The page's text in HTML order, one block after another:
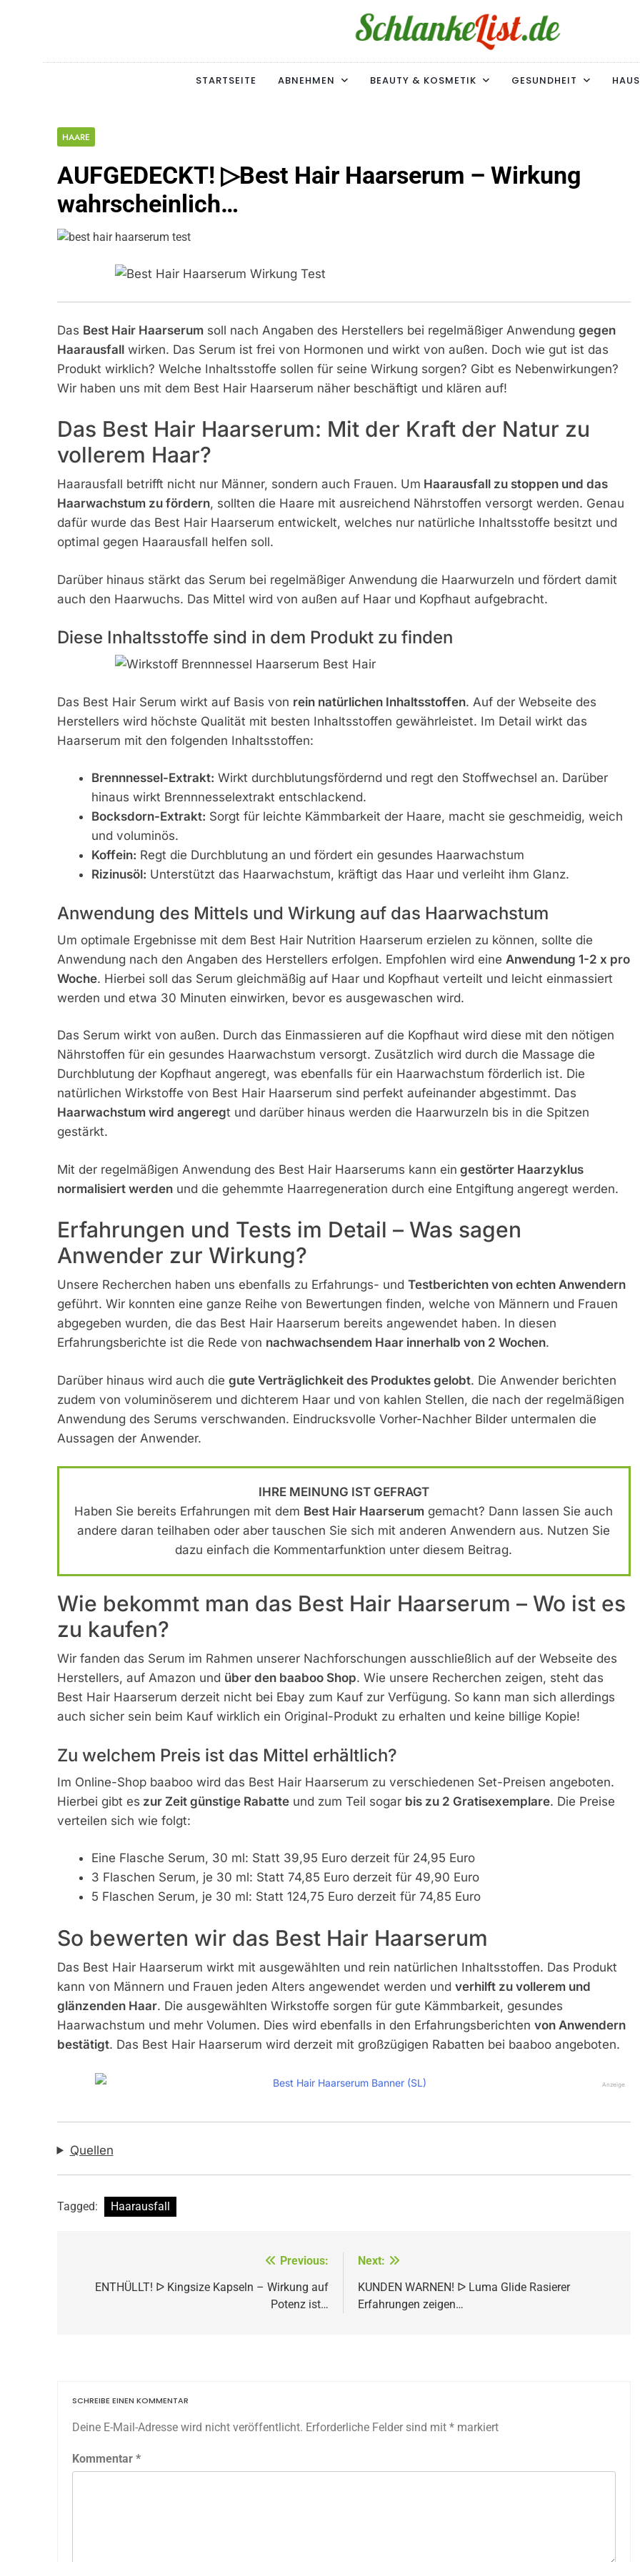
Schlanke-List.de
MAGERSUCHT. BULIMIE. ADIPOSITAS? SIE SIND NICHT ALLEIN!
STARTSEITE
ABNEHMEN BEAUTY & KOSMETIK GESUNDHEIT
HAARE
AUFGEDECKT! ▷Best Hair Haarserum – Wirkung
wahrscheinlich…
Das Best Hair Haarserumsoll nach Angaben des Herstellers bei regelmäßiger Anwendung gegen
Haarausfallwirken. Das Serum ist frei von Hormonen und wirkt von außen. Doch wie gut ist das
Produkt wirklich? Welche Inhaltsstoffe sollen für seine Wirkung sorgen? Gibt es Nebenwirkungen?
Wir haben uns mit dem Best Hair Haarserum näher beschäftigt und klären auf!
Das Best Hair Haarserum: Mit der Kraft der Natur zu
vollerem Haar?
Haarausfall betrifft nicht nur Männer, sondern auch Frauen. Um Haarausfall zu stoppen und das
Haarwachstum zu fördern, sollten die Haare mit ausreichend Nährstoffen versorgt werden. Genau
dafür wurde das Best Hair Haarserum entwickelt, welches nur natürliche Inhaltsstoffe besitzt und
optimal gegen Haarausfall helfen soll.
Darüber hinaus stärkt das Serum bei regelmäßiger Anwendung die Haarwurzeln und fördert damit
auch den Haarwuchs. Das Mittel wird von außen auf Haar und Kopfhaut aufgebracht.
Diese Inhaltsstoffe sind in dem Produkt zu finden
Das Best Hair Serum wirkt auf Basis von rein natürlichen Inhaltsstoffen. Auf der Webseite des
Herstellers wird höchste Qualität mit besten Inhaltsstoffen gewährleistet. Im Detail wirkt das
Haarserum mit den folgenden Inhaltsstoffen:
Brennnessel-Extrakt: Wirkt durchblutungsfördernd und regt den Stoffwechsel an. Darüber
hinaus wirkt Brennnesselextrakt entschlackend.
Bocksdorn-Extrakt: Sorgt für leichte Kämmbarkeit der Haare, macht sie geschmeidig, weich
und voluminös.
Koffein: Regt die Durchblutung an und fördert ein gesundes Haarwachstum
Rizinusöl: Unterstützt das Haarwachstum, kräftigt das Haar und verleiht ihm Glanz.
Anwendung des Mittels und Wirkung auf das Haarwachstum
Um optimale Ergebnisse mit dem Best Hair Nutrition Haarserum erzielen zu können, sollte die
Anwendung nach den Angaben des Herstellers erfolgen. Empfohlen wird eine Anwendung 1-2 x pro
Woche. Hierbei soll das Serum gleichmäßig auf Haar und Kopfhaut verteilt und leicht einmassiert
werden und etwa 30 Minuten einwirken, bevor es ausgewaschen wird.
Das Serum wirkt von außen. Durch das Einmassieren auf die Kopfhaut wird diese mit den nötigen
Nährstoffen für ein gesundes Haarwachstum versorgt. Zusätzlich wird durch die Massage die
Durchblutung der Kopfhaut angeregt, was ebenfalls für ein Haarwachstum förderlich ist. Die
natürlichen Wirkstoffe von Best Hair Haarserum sind perfekt aufeinander abgestimmt. Das
Haarwachstum wird angeregt und darüber hinaus werden die Haarwurzeln bis in die Spitzen
gestärkt.
Mit der regelmäßigen Anwendung des Best Hair Haarserums kann ein gestörter Haarzyklus
normalisiert werdenund die gehemmte Haarregeneration durch eine Entgiftung angeregt werden.
Erfahrungen und Tests im Detail – Was sagen
Anwender zur Wirkung?
Unsere Recherchen haben uns ebenfalls zu Erfahrungs- und Testberichten von echten Anwendern
geführt. Wir konnten eine ganze Reihe von Bewertungen finden, welche von Männern und Frauen
abgegeben wurden, die das Best Hair Haarserum bereits angewendet haben. In diesen
Erfahrungsberichte ist die Rede von nachwachsendem Haar innerhalb von 2 Wochen.
Darüber hinaus wird auch die gute Verträglichkeit des Produktes gelobt. Die Anwender berichten
zudem von voluminöserem und dichterem Haar und von kahlen Stellen, die nach der regelmäßigen
Anwendung des Serums verschwanden. Eindrucksvolle Vorher-Nachher Bilder untermalen die
Aussagen der Anwender.
IHRE MEINUNG IST GEFRAGT
Haben Sie bereits Erfahrungen mit dem Best Hair Haarserum gemacht? Dann lassen Sie auch
andere daran teilhaben oder aber tauschen Sie sich mit anderen Anwendern aus. Nutzen Sie
dazu einfach die Kommentarfunktion unter diesem Beitrag.
Wie bekommt man das Best Hair Haarserum – Wo ist es
zu kaufen?
Wir fanden das Serum im Rahmen unserer Nachforschungen ausschließlich auf der Webseite des
Herstellers, auf Amazon und über den baaboo Shop. Wie unsere Recherchen zeigen, steht das
Best Hair Haarserum derzeit nicht bei Ebay zum Kauf zur Verfügung. So kann man sich allerdings
auch sicher sein beim Kauf wirklich ein Original-Produkt zu erhalten und keine billige Kopie!
Zu welchem Preis ist das Mittel erhältlich?
Im Online-Shop baaboo wird das Best Hair Haarserum zu verschiedenen Set-Preisen angeboten.
Hierbei gibt es zur Zeit günstige Rabatteund zum Teil sogar bis zu 2 Gratisexemplare. Die Preise
verteilen sich wie folgt:
Eine Flasche Serum, 30 ml: Statt 39,95 Euro derzeit für 24,95 Euro
3 Flaschen Serum, je 30 ml: Statt 74,85 Euro derzeit für 49,90 Euro
5 Flaschen Serum, je 30 ml: Statt 124,75 Euro derzeit für 74,85 Euro
So bewerten wir das Best Hair Haarserum
Das Best Hair Haarserum wirkt mit ausgewählten und rein natürlichen Inhaltsstoffen. Das Produkt
kann von Männern und Frauen jeden Alters angewendet werden und verhilft zu vollerem und
glänzenden Haar. Die ausgewählten Wirkstoffe sorgen für gute Kämmbarkeit, gesundes
Haarwachstum und mehr Volumen. Dies wird ebenfalls in den Erfahrungsberichten von Anwendern
bestätigt. Das Best Hair Haarserum wird derzeit mit großzügigen Rabatten bei baaboo angeboten.
Anzeige
Quellen
Tagged: Haarausfall
Previous:
ENTHÜLLT! ᐅ Kingsize Kapseln – Wirkung auf
Potenz ist…
Next:
KUNDEN WARNEN! ᐅ Luma Glide Rasierer
Erfahrungen zeigen…
SCHREIBE EINEN KOMMENTAR
Deine E-Mail-Adresse wird nicht veröffentlicht. Erforderliche Felder sind mit *markiert
Kommentar *